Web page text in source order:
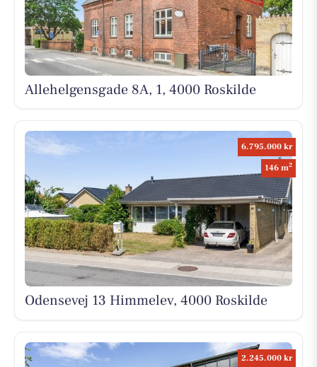
Allehelgensgade 8A, 1, 4000 Roskilde
6.795.000 kr
146 m2
Odensevej 13 Himmelev, 4000 Roskilde
2.245.000 kr